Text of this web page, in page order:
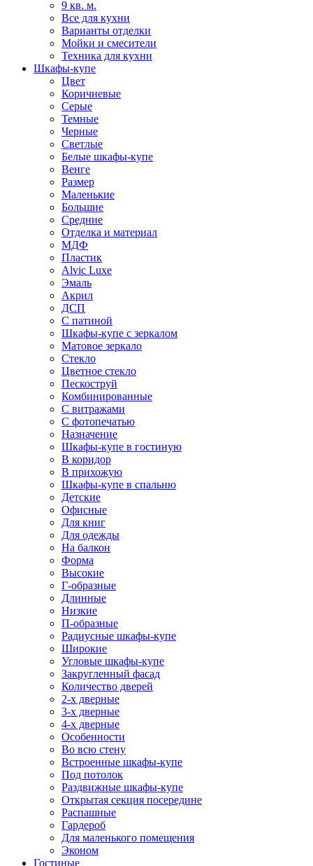
9 кв. м.
Все для кухни
Варианты отделки
Мойки и смесители
Техника для кухни
Шкафы-купе
Цвет
Коричневые
Серые
Темные
Черные
Светлые
Белые шкафы-купе
Венге
Размер
Маленькие
Большие
Средние
Отделка и материал
МДФ
Пластик
Alvic Luxe
Эмаль
Акрил
ДСП
С патиной
Шкафы-купе с зеркалом
Матовое зеркало
Стекло
Цветное стекло
Пескоструй
Комбинированные
С витражами
С фотопечатью
Назначение
Шкафы-купе в гостиную
В коридор
В прихожую
Шкафы-купе в спальню
Детские
Офисные
Для книг
Для одежды
На балкон
Форма
Высокие
Г-образные
Длинные
Низкие
П-образные
Радиусные шкафы-купе
Широкие
Угловые шкафы-купе
Закругленный фасад
Количество дверей
2-х дверные
3-х дверные
4-х дверные
Особенности
Во всю стену
Встроенные шкафы-купе
Под потолок
Раздвижные шкафы-купе
Открытая секция посередине
Распашные
Гардероб
Для маленького помещения
Эконом
Гостиные